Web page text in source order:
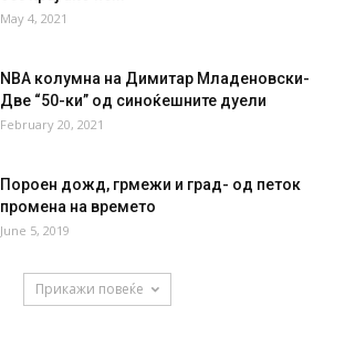
May 4, 2021
NBA колумна на Димитар Младеновски-
Две “50-ки” од синоќешните дуели
February 20, 2021
Пороен дожд, грмежи и град- од петок
промена на времето
June 5, 2019
Прикажи повеќе